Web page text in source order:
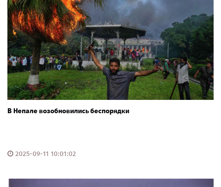
В Непале возобновились беспорядки
2025-09-11 10:01:02